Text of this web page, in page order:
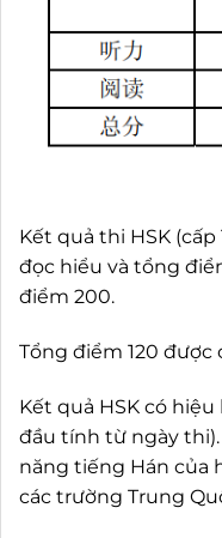
Kết quả thi HSK
đọc hiểu và tổng
điểm 200.
Tổng điểm 120 được
Kết quả HSK có
đầu tính từ ngày
năng tiếng Hán của
các trường Trung